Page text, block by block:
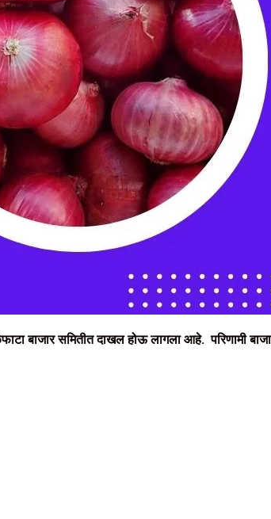
बाजार समितीत दाखल होऊ लागला आहे. परिणामी